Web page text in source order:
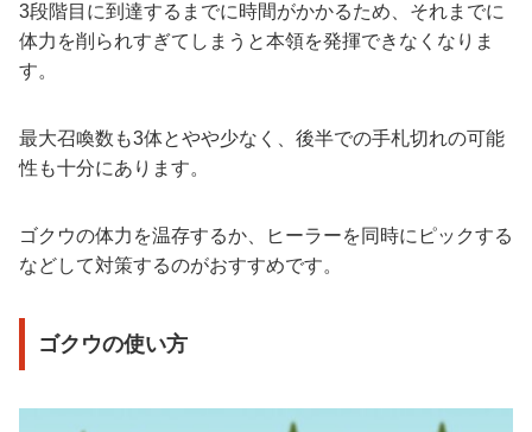
3段階目に到達するまでに時間がかかるため、それまでに
体力を削られすぎてしまうと本領を発揮できなくなりま
す。
最大召喚数も3体とやや少なく、後半での手札切れの可能
性も十分にあります。
ゴクウの体力を温存するか、ヒーラーを同時にピックする
などして対策するのがおすすめです。
ゴクウの使い方